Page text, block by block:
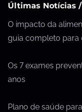
Últimas Notícias
O impacto da
guia completo para
Os 7 exames
anos
Plano de saúde